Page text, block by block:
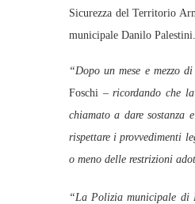
Sicurezza del Territorio
municipale Danilo Palestini.
“Dopo un mese e mezzo
Foschi –ricordando che la
chiamato a dare sostanza
rispettare i provvedimenti
o meno delle restrizioni
“La Polizia municipale di